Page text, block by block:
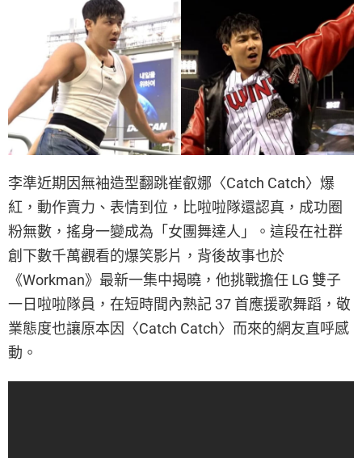
李準近期因無袖造型翻跳崔叡娜〈Catch Catch〉爆
紅，動作賣力、表情到位，比啦啦隊還認真，成功圈
粉無數，搖身一變成為「女團舞達人」。這段在社群
創下數千萬觀看的爆笑影片，背後故事也於
《Workman》最新一集中揭曉，他挑戰擔任 LG 雙子
一日啦啦隊員，在短時間內熟記 37 首應援歌舞蹈，敬
業態度也讓原本因〈Catch Catch〉而來的網友直呼感
動。